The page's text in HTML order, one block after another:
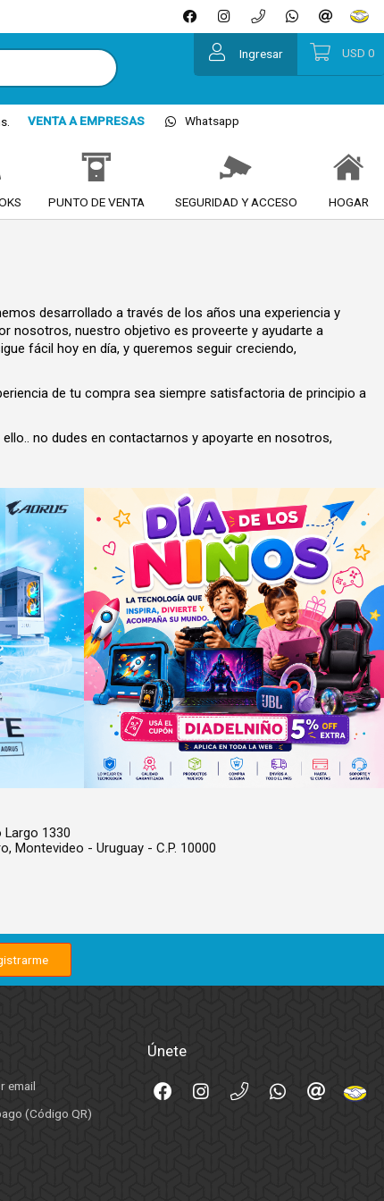
Ingresar USD 0
VENTA A EMPRESAS Whatsapp
PUNTO DE VENTA SEGURIDAD Y ACCESO HOGAR
desarrollado a través de los años una experiencia y
nosotros, nuestro objetivo es proveerte y ayudarte a
fácil hoy en día, y queremos seguir creciendo,
de tu compra sea siempre satisfactoria de principio a
no dudes en contactarnos y apoyarte en nosotros,
Largo 1330
Montevideo - Uruguay - C.P. 10000
email
(Código QR)
Únete